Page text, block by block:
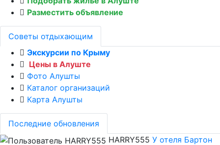
Разместить объявление
Советы отдыхающим
Экскурсии по Крыму
Цены в Алуште
Фото Алушты
Каталог организаций
Карта Алушты
Последние обновления
HARRY555 У отеля Бартон